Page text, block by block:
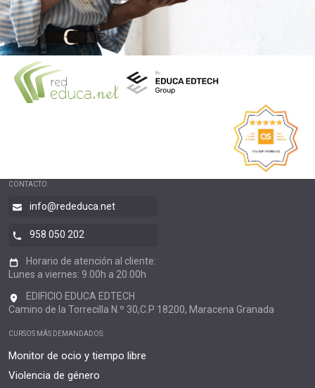
CONTACTO:
info@rededuca.net
958 050 202
Horario de atención al cliente:
Lunes a viernes: 9.00h a 20.00h
EDIFICIO EDUCA EDTECH
Camino de la Torrecilla N.º 30,C.P 18200, Maracena Granada
CURSOS MÁS DEMANDADOS:
Monitor de ocio y tiempo libre
Violencia de género